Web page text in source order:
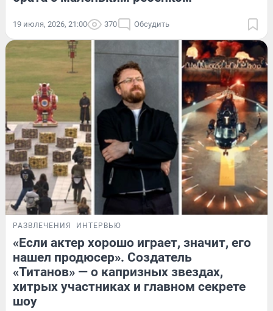
19 июля, 2026, 21:00 370 Обсудить
РАЗВЛЕЧЕНИЯ ИНТЕРВЬЮ
«Если актер хорошо играет, значит, его
нашел продюсер». Создатель
«Титанов» — о капризных звездах,
хитрых участниках и главном секрете
шоу